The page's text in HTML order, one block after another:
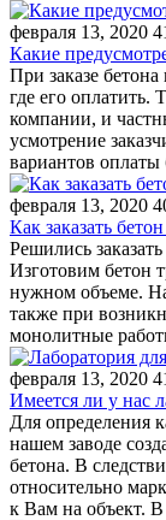
февраля 13, 2020
Какие
При заказе
где его оплатить.
компании, и
усмотрение
вариантов
февраля 13, 2020
Как заказать
Решились
Изготовим бетон
нужном объеме.
также при
монолитные
февраля 13, 2020
Имеется ли у нас
Для определения
нашем заводе
бетона. В
относительно
к Вам на объект.